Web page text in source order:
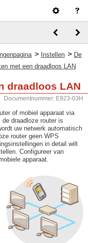
> Instellen > De
met een draadloos LAN
draadloos LAN
Documentnummer: E923-03H
of mobiel apparaat via
draadloze router is
uw netwerk automatisch
router geen WPS
in detail wilt
Configureer van
apparaat.